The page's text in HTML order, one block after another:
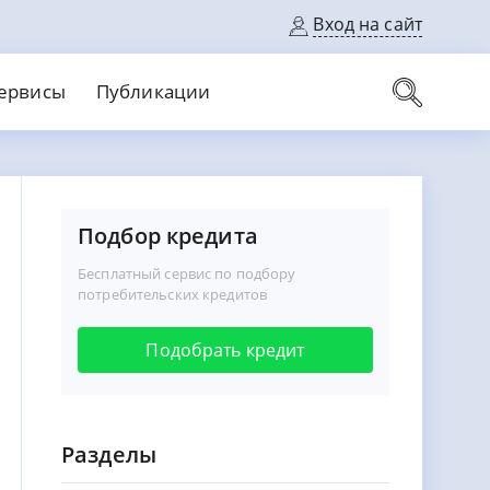
Вход на сайт
Без кредитной истории
Без процентов
Без справок
На банковский счет
На длительный срок
С кэшбеком
Публикации
Подбор кредита
Бесплатный сервис по подбору
потребительских кредитов
Подобрать кредит
Разделы